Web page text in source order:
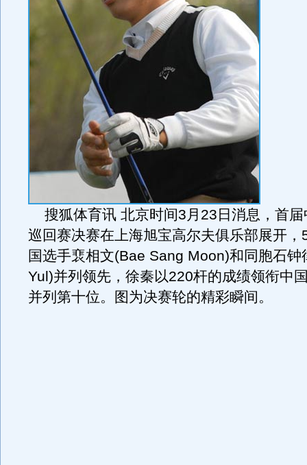
搜狐体育讯 北京时间3月23日消息，首届
巡回赛决赛在上海旭宝高尔夫俱乐部展开，
国选手裵相文(Bae Sang Moon)和同胞石
Yul)并列领先，徐秦以220杆的成绩领衔中
并列第十位。图为决赛轮的精彩瞬间。